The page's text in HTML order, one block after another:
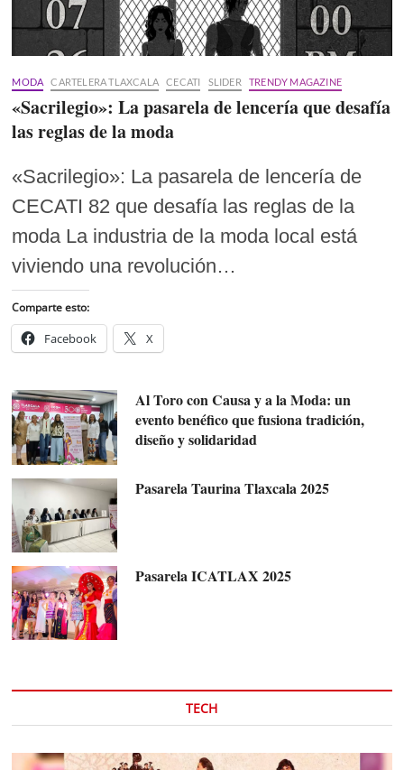
MODA CARTELERA TLAXCALA CECATI SLIDER TRENDY MAGAZINE
«Sacrilegio»: La pasarela de lencería que desafía
las reglas de la moda
«Sacrilegio»: La pasarela de lencería de
CECATI 82 que desafía las reglas de la
moda La industria de la moda local está
viviendo una revolución…
Comparte esto:
Facebook X
Al Toro con Causa y a la Moda: un
evento benéfico que fusiona tradición,
diseño y solidaridad
Pasarela Taurina Tlaxcala 2025
Pasarela ICATLAX 2025
TECH